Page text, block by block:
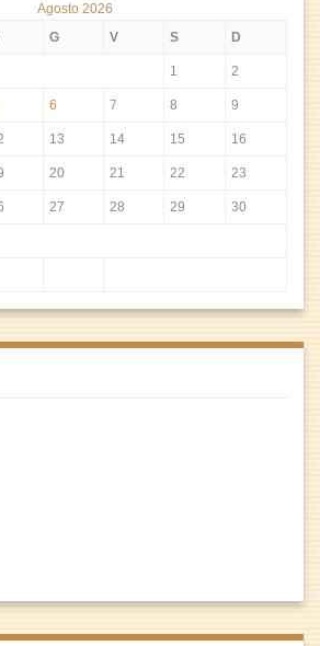
Agosto 2026
G V S D
1 2
6 7 8 9
13 14 15 16
20 21 22 23
27 28 29 30